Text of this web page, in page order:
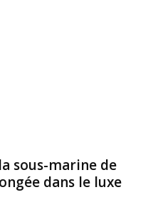
sous-marine de
dans le luxe